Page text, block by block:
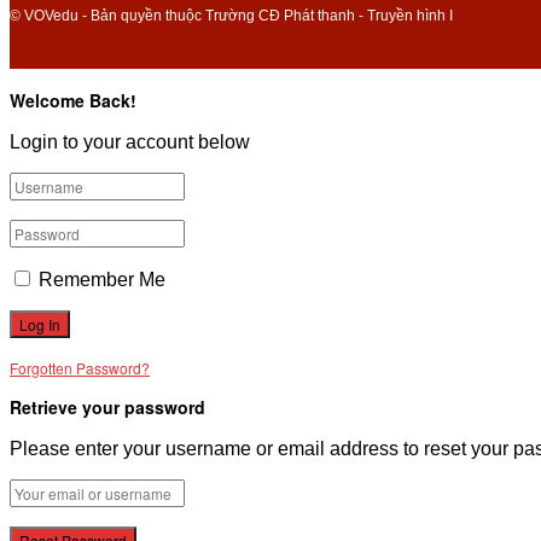
© VOVedu - Bản quyền thuộc Trường CĐ Phát thanh - Truyền hình I
Welcome Back!
Login to your account below
Remember Me
Forgotten Password?
Retrieve your password
Please enter your username or email address to reset your